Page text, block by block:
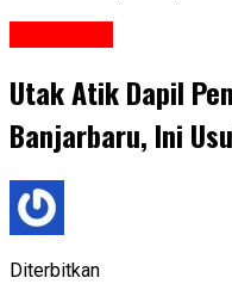
Utak Atik Dapil
Banjarbaru, Ini
Diterbitkan